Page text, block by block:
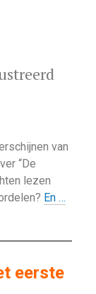
van
“De
lezen
En …
eerste